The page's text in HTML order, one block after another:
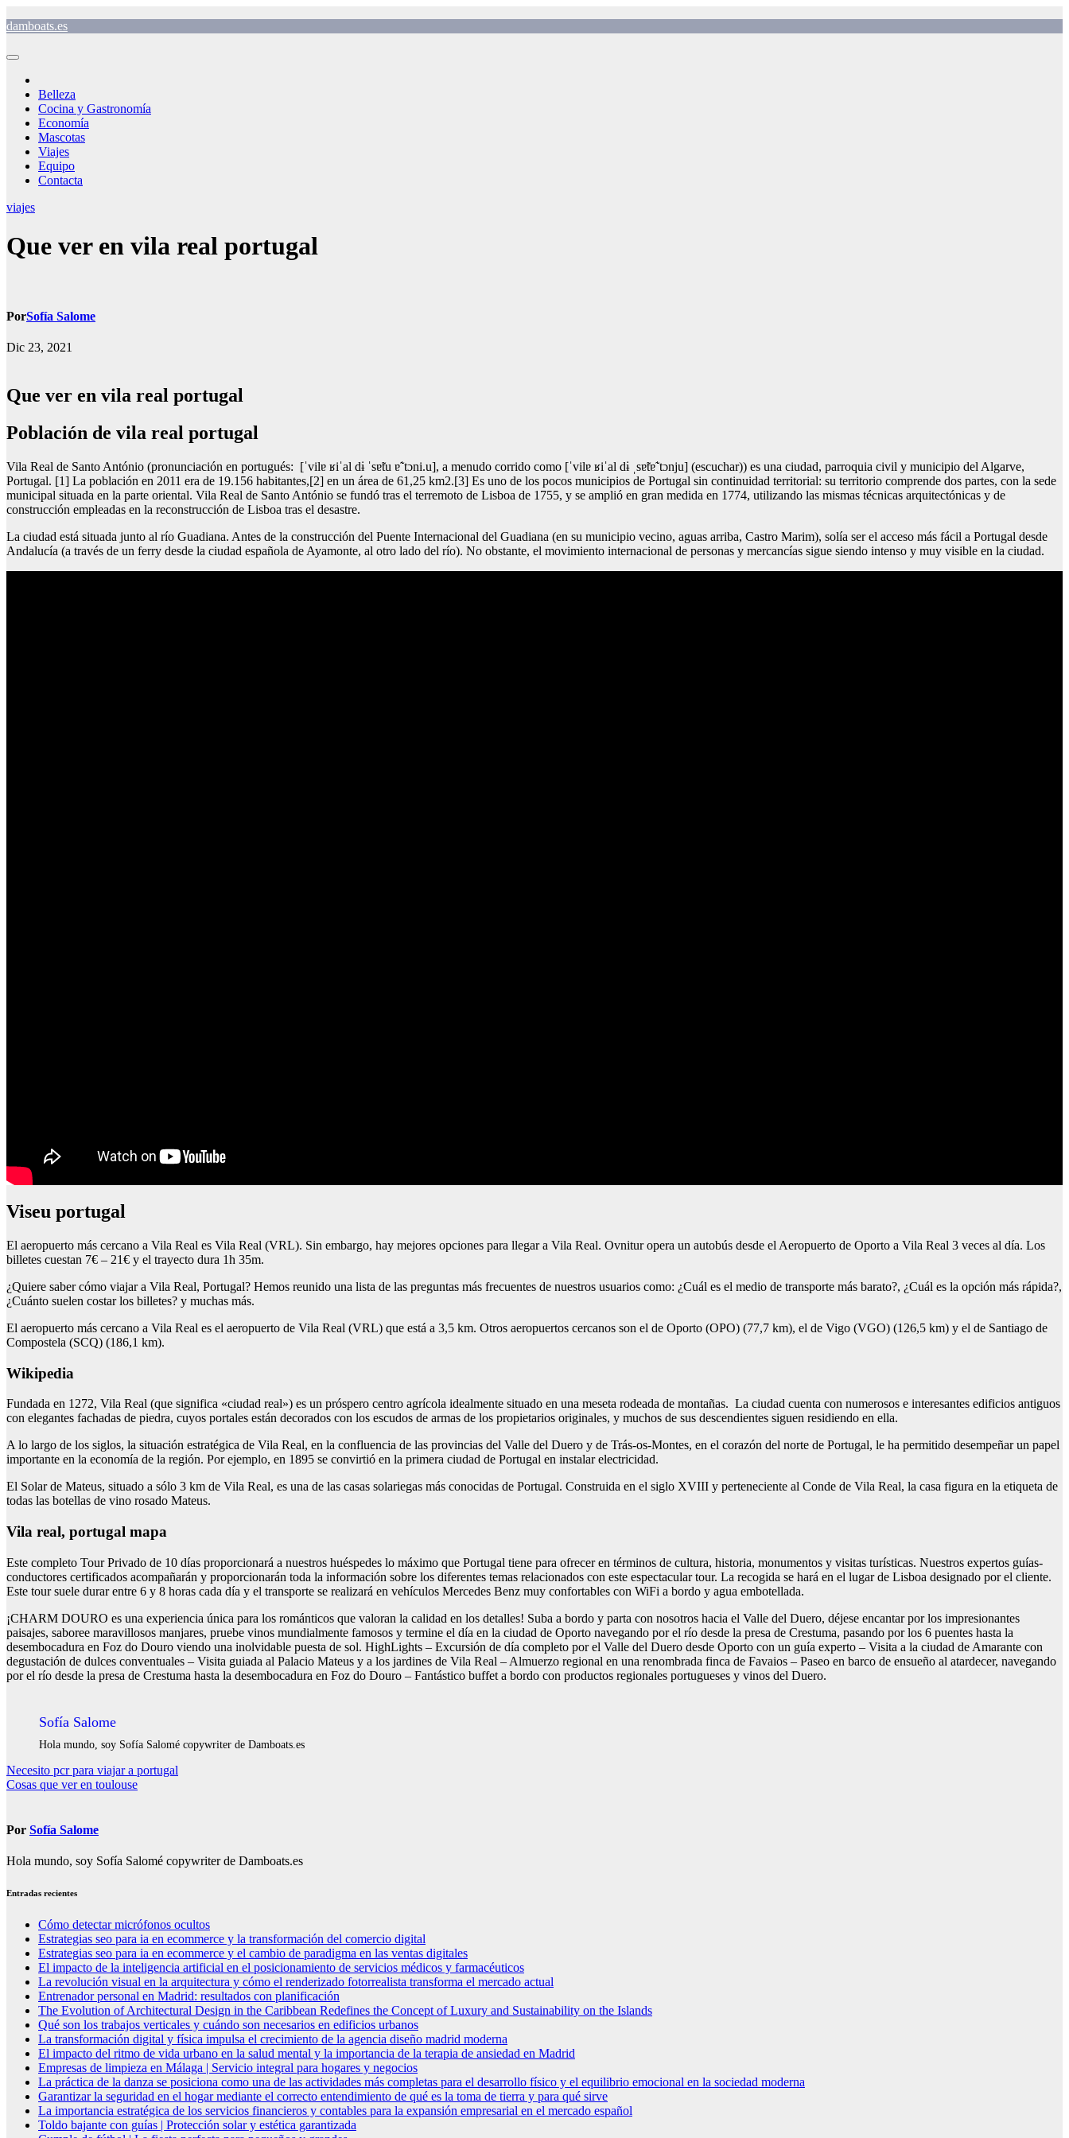
al
damboats.es
Belleza
Cocina y Gastronomía
Economía
Mascotas
Viajes
Equipo
Contacta
viajes
Que ver en vila real portugal
PorSofía Salome
Dic 23, 2021
Que ver en vila real portugal
Población de vila real portugal
Vila Real de Santo António (pronunciación en portugués: [ˈvilɐ ʁiˈal dɨ ˈsɐ̃tu ɐ̃ˈtɔni.u], a menudo corrido como [ˈvilɐ ʁiˈal dɨ ˌsɐ̃tɐ̃ˈtɔnju] (escuchar)) es una ciudad, parroquia civil y municipio del Algarve,
Portugal. [1] La población en 2011 era de 19.156 habitantes,[2] en un área de 61,25 km2.[3] Es uno de los pocos municipios de Portugal sin continuidad territorial: su territorio comprende dos partes, con la sede
municipal situada en la parte oriental. Vila Real de Santo António se fundó tras el terremoto de Lisboa de 1755, y se amplió en gran medida en 1774, utilizando las mismas técnicas arquitectónicas y de
construcción empleadas en la reconstrucción de Lisboa tras el desastre.
La ciudad está situada junto al río Guadiana. Antes de la construcción del Puente Internacional del Guadiana (en su municipio vecino, aguas arriba, Castro Marim), solía ser el acceso más fácil a Portugal desde
Andalucía (a través de un ferry desde la ciudad española de Ayamonte, al otro lado del río). No obstante, el movimiento internacional de personas y mercancías sigue siendo intenso y muy visible en la ciudad.
Viseu portugal
El aeropuerto más cercano a Vila Real es Vila Real (VRL). Sin embargo, hay mejores opciones para llegar a Vila Real. Ovnitur opera un autobús desde el Aeropuerto de Oporto a Vila Real 3 veces al día. Los
billetes cuestan 7€ – 21€ y el trayecto dura 1h 35m.
¿Quiere saber cómo viajar a Vila Real, Portugal? Hemos reunido una lista de las preguntas más frecuentes de nuestros usuarios como: ¿Cuál es el medio de transporte más barato?, ¿Cuál es la opción más rápida?,
¿Cuánto suelen costar los billetes? y muchas más.
El aeropuerto más cercano a Vila Real es el aeropuerto de Vila Real (VRL) que está a 3,5 km. Otros aeropuertos cercanos son el de Oporto (OPO) (77,7 km), el de Vigo (VGO) (126,5 km) y el de Santiago de
Compostela (SCQ) (186,1 km).
Wikipedia
Fundada en 1272, Vila Real (que significa «ciudad real») es un próspero centro agrícola idealmente situado en una meseta rodeada de montañas. La ciudad cuenta con numerosos e interesantes edificios antiguos
con elegantes fachadas de piedra, cuyos portales están decorados con los escudos de armas de los propietarios originales, y muchos de sus descendientes siguen residiendo en ella.
A lo largo de los siglos, la situación estratégica de Vila Real, en la confluencia de las provincias del Valle del Duero y de Trás-os-Montes, en el corazón del norte de Portugal, le ha permitido desempeñar un papel
importante en la economía de la región. Por ejemplo, en 1895 se convirtió en la primera ciudad de Portugal en instalar electricidad.
El Solar de Mateus, situado a sólo 3 km de Vila Real, es una de las casas solariegas más conocidas de Portugal. Construida en el siglo XVIII y perteneciente al Conde de Vila Real, la casa figura en la etiqueta de
todas las botellas de vino rosado Mateus.
Vila real, portugal mapa
Este completo Tour Privado de 10 días proporcionará a nuestros huéspedes lo máximo que Portugal tiene para ofrecer en términos de cultura, historia, monumentos y visitas turísticas. Nuestros expertos guías-
conductores certificados acompañarán y proporcionarán toda la información sobre los diferentes temas relacionados con este espectacular tour. La recogida se hará en el lugar de Lisboa designado por el cliente.
Este tour suele durar entre 6 y 8 horas cada día y el transporte se realizará en vehículos Mercedes Benz muy confortables con WiFi a bordo y agua embotellada.
¡CHARM DOURO es una experiencia única para los románticos que valoran la calidad en los detalles! Suba a bordo y parta con nosotros hacia el Valle del Duero, déjese encantar por los impresionantes
paisajes, saboree maravillosos manjares, pruebe vinos mundialmente famosos y termine el día en la ciudad de Oporto navegando por el río desde la presa de Crestuma, pasando por los 6 puentes hasta la
desembocadura en Foz do Douro viendo una inolvidable puesta de sol. HighLights – Excursión de día completo por el Valle del Duero desde Oporto con un guía experto – Visita a la ciudad de Amarante con
degustación de dulces conventuales – Visita guiada al Palacio Mateus y a los jardines de Vila Real – Almuerzo regional en una renombrada finca de Favaios – Paseo en barco de ensueño al atardecer, navegando
por el río desde la presa de Crestuma hasta la desembocadura en Foz do Douro – Fantástico buffet a bordo con productos regionales portugueses y vinos del Duero.
Sofía Salome
Hola mundo, soy Sofía Salomé copywriter de Damboats.es
Navegación
de
Necesito pcr para viajar a portugal
Cosas que ver en toulouse
Por Sofía Salome
Hola mundo, soy Sofía Salomé copywriter de Damboats.es
Entradas recientes
Cómo detectar micrófonos ocultos
Estrategias seo para ia en ecommerce y la transformación del comercio digital
Estrategias seo para ia en ecommerce y el cambio de paradigma en las ventas digitales
El impacto de la inteligencia artificial en el posicionamiento de servicios médicos y farmacéuticos
La revolución visual en la arquitectura y cómo el renderizado fotorrealista transforma el mercado actual
Entrenador personal en Madrid: resultados con planificación
The Evolution of Architectural Design in the Caribbean Redefines the Concept of Luxury and Sustainability on the Islands
Qué son los trabajos verticales y cuándo son necesarios en edificios urbanos
La transformación digital y física impulsa el crecimiento de la agencia diseño madrid moderna
El impacto del ritmo de vida urbano en la salud mental y la importancia de la terapia de ansiedad en Madrid
Empresas de limpieza en Málaga | Servicio integral para hogares y negocios
La práctica de la danza se posiciona como una de las actividades más completas para el desarrollo físico y el equilibrio emocional en la sociedad moderna
Garantizar la seguridad en el hogar mediante el correcto entendimiento de qué es la toma de tierra y para qué sirve
La importancia estratégica de los servicios financieros y contables para la expansión empresarial en el mercado español
Toldo bajante con guías | Protección solar y estética garantizada